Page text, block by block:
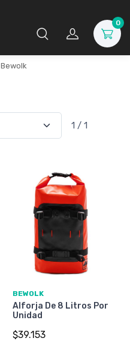
0
Bewolk
1 / 1
BEWOLK
Alforja De 8 Litros Por
Unidad
$39.153